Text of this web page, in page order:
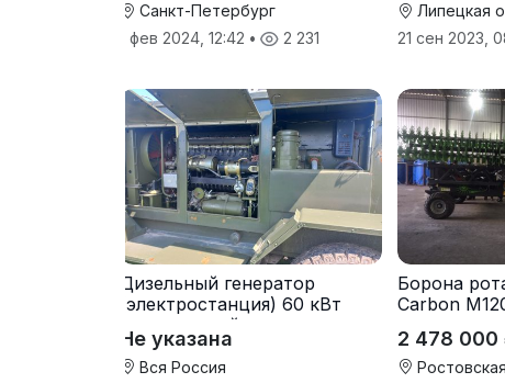
Санкт-Петербург
1 фев 2024, 12:42 • 2 231
Липецкая
21 сен 2023,
Дизельный генератор
(электростанция) 60 кВт
-автономный источник
электроэнергии
Не указана
Вся Россия
Борона
Carbon
2 478 000